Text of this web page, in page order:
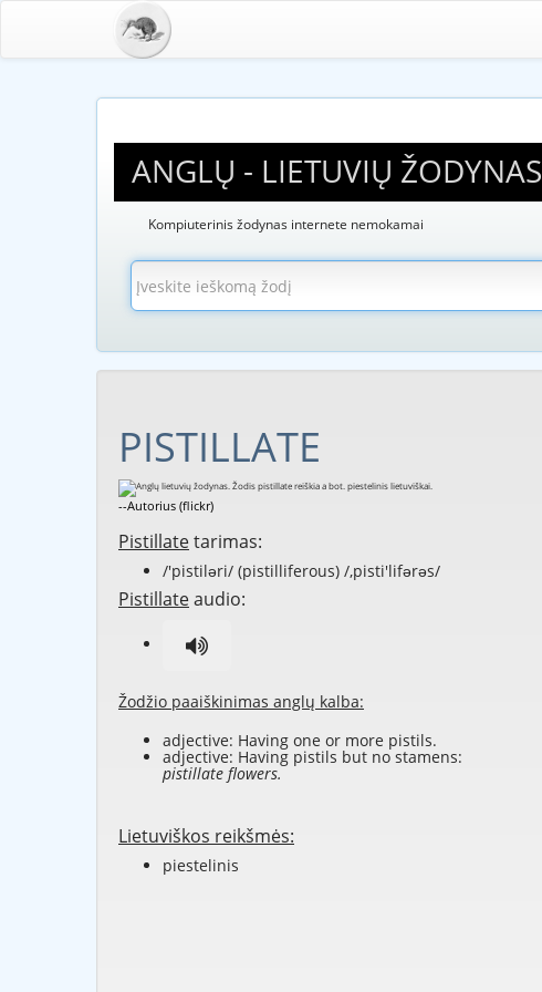
ANGLŲ - LIETUVIŲ ŽODYNAS
Kompiuterinis žodynas internete nemokamai
PISTILLATE
--Autorius (flickr)
Pistillatetarimas:
/'pistiləri/ (pistilliferous) /,pisti'lifərəs/
Pistillateaudio:
Žodžio paaiškinimas anglų kalba:
adjective: Having one or more pistils.
adjective: Having pistils but no stamens:
pistillate flowers.
Lietuviškos reikšmės:
piestelinis